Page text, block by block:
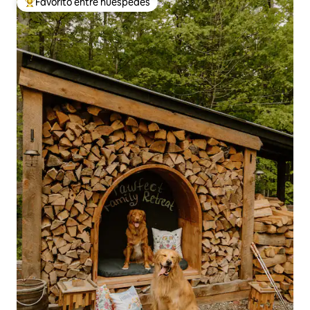
De los mejores en Favorito entre huéspedes